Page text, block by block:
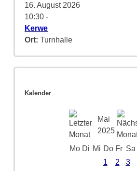
16. August 2026
10:30 -
Kerwe
Ort: Turnhalle
Kalender
Mai
2025
Mo Di Mi Do Fr Sa
1
2 3